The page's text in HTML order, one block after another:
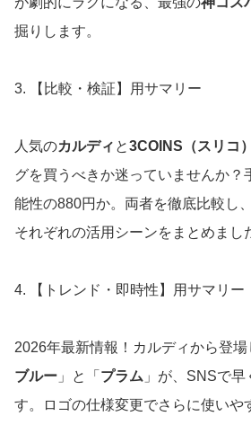
掘りします。
3. 【比較・検証】用サマリー
人気のカルディ と3COINS（スリコ）
グを買うべきか迷っていませんか？
能性の880円か。両者を徹底比較し、
それぞれの活用シーンをまとめまし
4. 【トレンド・即時性】用サマリー
2026年最新情報！カルディから登場
ブルー 」と「 プラム 」が、SNSで
す。ロゴの仕様変更でさらに使いや